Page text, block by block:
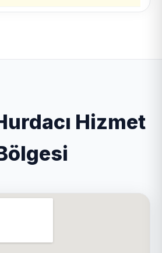
Hizmet